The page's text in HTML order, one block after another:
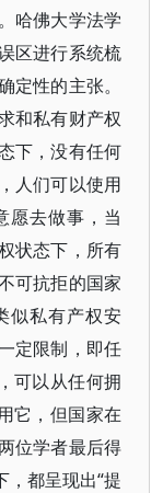
哈佛大学法学
区进行系统梳
性的主张。
和私有财产权
下，没有任何
人们可以使用
愿去做事，当
状态下，所有
可抗拒的国家
似私有产权安
定限制，即任
可以从任何拥
它，但国家在
位学者最后得
，都呈现出“提